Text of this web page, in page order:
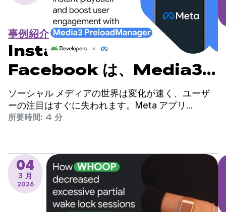
事例紹介
Instagram と
Facebook は、Media3
PreloadManager を使用
して即時再生を実現し、ユー
ザー エンゲージメントを高め
ソーシャル メディアの世界は変化が速く、ユーザ
ーの注目はすぐに失われます。Meta アプリ
（Facebook と Instagram）は世界最大級のソーシ
所要時間: 4 分
04
3 月
2026